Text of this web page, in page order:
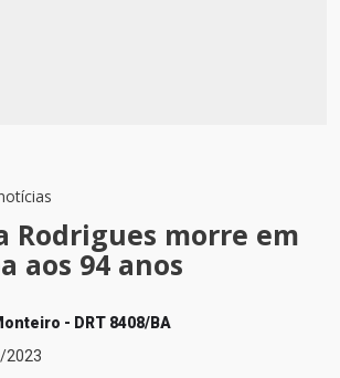
Rodrigues morre em
aos 94 anos
- DRT 8408/BA
2023